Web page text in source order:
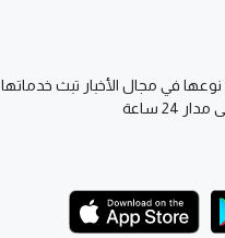
في مجال الأخبار تبث خدماتها
24 ساعة